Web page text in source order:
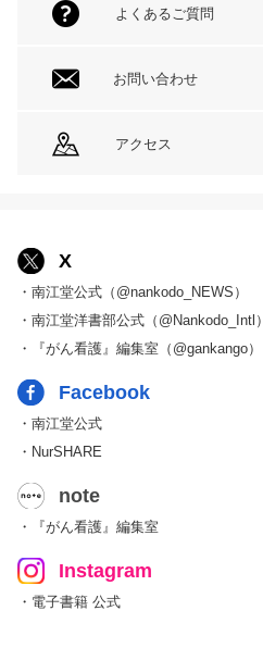
よくあるご質問
お問い合わせ
アクセス
X
・南江堂公式（@nankodo_NEWS）
・南江堂洋書部公式（@Nankodo_Intl）
・『がん看護』編集室（@gankango）
Facebook
・南江堂公式
・NurSHARE
note
・『がん看護』編集室
Instagram
・電子書籍 公式